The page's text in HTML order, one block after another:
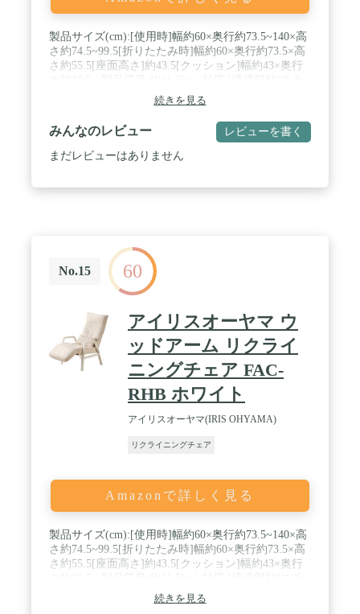
製品サイズ(cm):[使用時]幅約60×奥行約73.5~140×高
さ約74.5~99.5[折りたたみ時]幅約60×奥行約73.5×高
さ約55.5[座面高さ]約43.5[クッション]幅約43×奥行
ール、積層材[表面加工]ウレタン樹脂塗装[張り材]
ポリエステル100%[クッション材]ウレタンフォーム
/ 最大適応体重:約90kg(※測定値であり保証値ではあ
りません。) / 付属品:クッション
続きを見る
みんなのレビュー レビューを書く
まだレビューはありません
No.15 60
アイリスオーヤマ ウ
ッドアーム リクライ
ニングチェア FAC-
RHB ホワイト
アイリスオーヤマ(IRIS OHYAMA)
リクライニングチェア
Amazonで詳しく見る
製品サイズ(cm):[使用時]幅約60×奥行約73.5~140×高
さ約74.5~99.5[折りたたみ時]幅約60×奥行約73.5×高
さ約55.5[座面高さ]約43.5[クッション]幅約43×奥行
ール、積層材[表面加工]ウレタン樹脂塗装[張り材]
ポリエステル100%[クッション材]ウレタンフォーム
続きを見る